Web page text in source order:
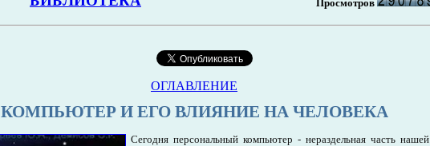
ОГЛАВЛЕНИЕ
КОМПЬЮТЕР И ЕГО ВЛИЯНИЕ НА ЧЕЛОВЕКА
Сегодня персональный компьютер - нераздельная часть нашей